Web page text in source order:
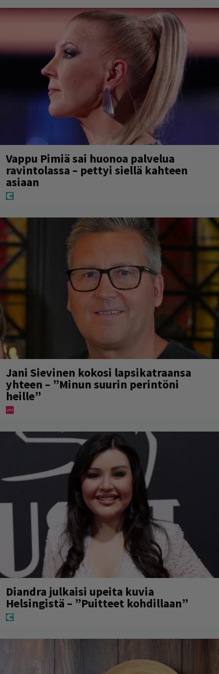
Vappu Pimiä sai huonoa palvelua
ravintolassa – pettyi siellä kahteen
asiaan
Jani Sievinen kokosi lapsikatraansa
yhteen – ”Minun suurin perintöni
heille”
Diandra julkaisi upeita kuvia
Helsingistä – ”Puitteet kohdillaan”